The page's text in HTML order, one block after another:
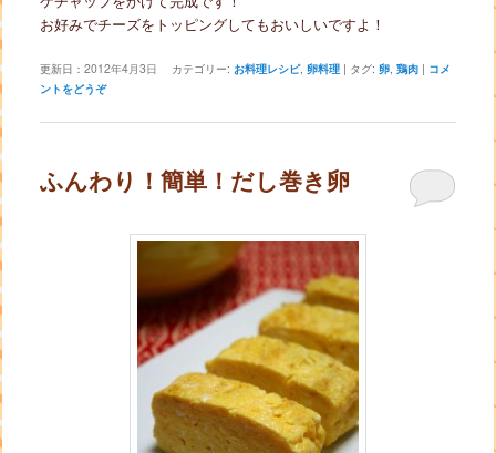
お好みでチーズをトッピングしてもおいしいですよ！
更新日： 2012年4月3日 カテゴリー: お料理レシピ,卵料理 | タグ: 卵 ,鶏肉 | コメ
ントをどうぞ
ふんわり！簡単！だし巻き卵